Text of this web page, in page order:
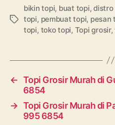
Tags
bikin topi, buat topi,distro
topi, pembuat topi, pesan
topi, toko topi, Topi grosir,
← Topi Grosir Murah di
6854
→ Topi Grosir Murah di
995 6854